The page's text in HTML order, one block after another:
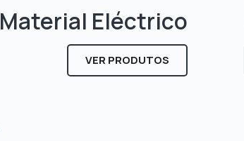
Material Eléctrico
VER PRODUTOS